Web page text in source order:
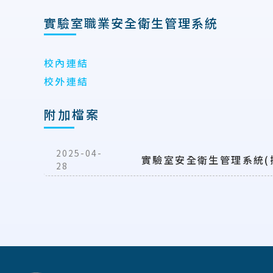
實驗室職業安全衛生管理系統
校內連結
校外連結
附加檔案
2025-04-
28
實驗室安全衛生管理系統(